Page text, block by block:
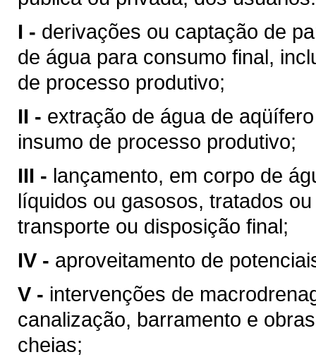
I - derivações ou captação de
de água para consumo final,
de processo produtivo;
II - extração de água de
insumo de processo produtivo;
III - lançamento, em corpo de
líquidos ou gasosos, tratados
transporte ou disposição final;
IV - aproveitamento de
V - intervenções de
canalização, barramento e
cheias;